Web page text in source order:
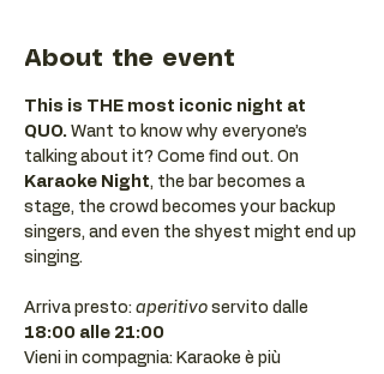
About the event
This is THE most iconic night at
QUO. Want to know why everyone’s
talking about it? Come find out. On
Karaoke Night, the bar becomes a
stage, the crowd becomes your backup
singers, and even the shyest might end up
singing.
Arriva presto: aperitivo servito dalle
18:00 alle 21:00
Vieni in compagnia: Karaoke è più